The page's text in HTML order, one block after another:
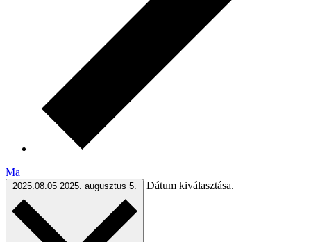
Ma
2025.08.05 2025. augusztus 5. Dátum kiválasztása.